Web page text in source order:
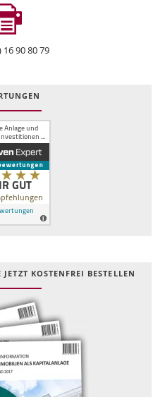
16 90 80 79
KOSTEN­FREI BESTELLEN